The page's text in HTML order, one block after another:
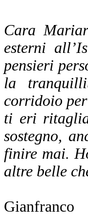
Cara
esterni
pensieri
la
corridoio
ti eri
sostegno,
finire mai.
altre belle
Gianfranco